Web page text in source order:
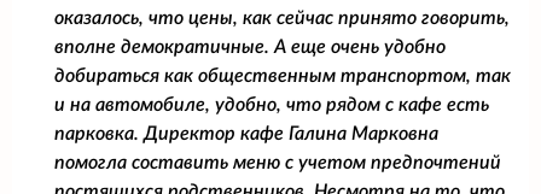
оказалось, что цены, как сейчас принято говорить,
вполне демократичные. А еще очень удобно
добираться как общественным транспортом, так
и на автомобиле, удобно, что рядом с кафе есть
парковка. Директор кафе Галина Марковна
помогла составить меню с учетом предпочтений